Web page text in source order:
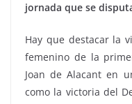
jornada que se
Hay que destacar la
femenino de la
Joan de Alacant en
como la victoria del